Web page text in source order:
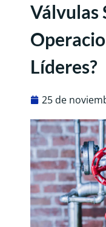
Válvulas
Líderes?
25 de